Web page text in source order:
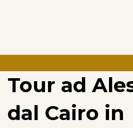
Tour ad
dal Cairo in